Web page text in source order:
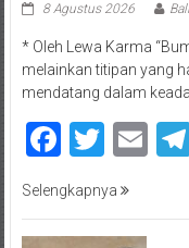
8 Agustus 2026
* Oleh Lewa Karma
melainkan titipan yang
mendatang dalam
Selengkapnya